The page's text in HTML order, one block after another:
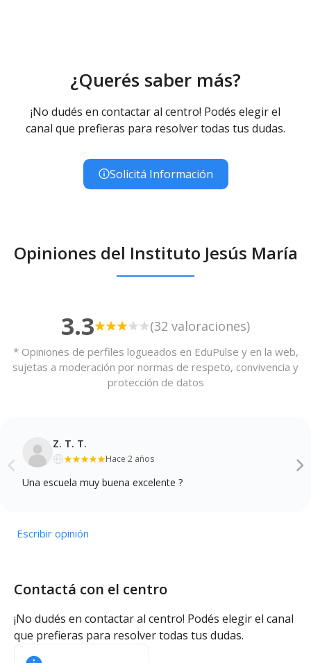
¿Querés saber más?
¡No dudés en contactar al centro! Podés elegir el
canal que prefieras para resolver todas tus dudas.
Solicitá Información
Opiniones del Instituto Jesús María
3.3 (32 valoraciones)
* Opiniones de perfiles logueados en EduPulse y en la web,
sujetas a moderación por normas de respeto, convivencia y
protección de datos
Z. T. T.
Hace 2 años
Una escuela muy buena excelente ?
Escribir opinión
Contactá con el centro
¡No dudés en contactar al centro! Podés elegir el canal
que prefieras para resolver todas tus dudas.